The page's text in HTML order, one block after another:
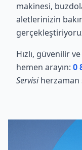
makinesi,
aletlerinizin
Hızlı, güvenilir
hemen arayın: 0
Servisiherzaman